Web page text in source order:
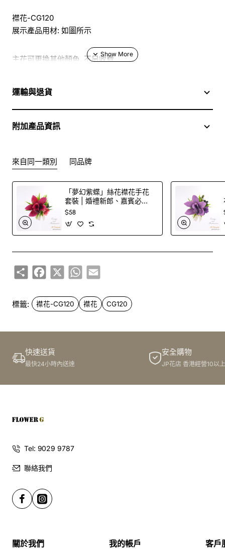
襟花-CG120
展示產品用材: 如圖所示
主花可更換其他顏色, 不另收費
於花店訂花, 隨花束附送精美心意咭一張, 歡迎到本花店查詢
訂購鮮花及手工製品前,為保障客戶利益,請閱讀 條款及細則
此花束價格不適用於(情人節期間 4/2-16/2)
運輸與退貨
附加產品資訊
來自同一類別 同品牌
「夢幻紫蝶」絲花襟花手花
套裝 | 婚禮新郎、嘉賓必
備！
$58
ShareFacebook
X WhatsApp
Email
標籤: 襟花-CG120 襟花 CG120
快速送貨
最快24小時內送達
安全購物
JP花店 香港經營10以
Tel: 9029 9787
聯絡我們
關於我們 我的帳戶 客戶